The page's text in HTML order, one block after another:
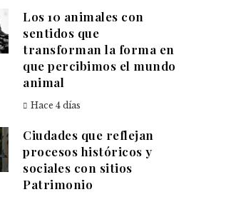
Los 10 animales con
sentidos que
transforman la forma en
que percibimos el mundo
animal
Hace 4 días
Ciudades que reflejan
procesos históricos y
sociales con sitios
Patrimonio